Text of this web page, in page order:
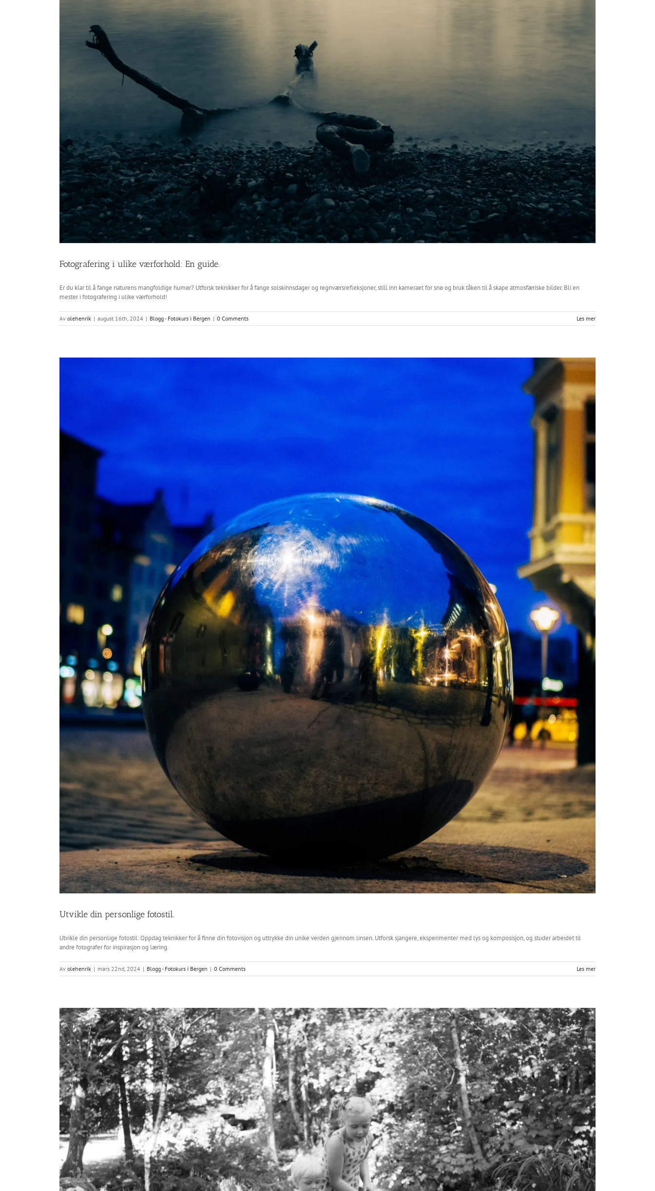
Fotografering i ulike værforhold: En guide.
Er du klar til å fange naturens mangfoldige humør? Utforsk teknikker for å fange solskinnsdager og regnværsrefleksjoner, still inn kameraet for snø og bruk tåken til å skape atmosfæriske bilder. Bli en
mester i fotografering i ulike værforhold!
Av olehenrik | august 16th, 2024 | Blogg - Fotokurs i Bergen | 0 Comments Les mer
Utvikle din personlige fotostil.
Utvikle din personlige fotostil: Oppdag teknikker for å finne din fotovisjon og uttrykke din unike verden gjennom linsen. Utforsk sjangere, eksperimenter med lys og komposisjon, og studer arbeidet til
andre fotografer for inspirasjon og læring.
Av olehenrik | mars 22nd, 2024 | Blogg - Fotokurs i Bergen | 0 Comments Les mer